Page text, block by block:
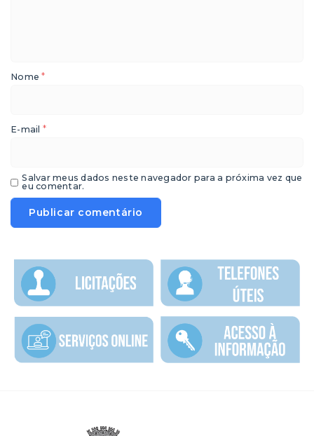
Nome*
E-mail *
Salvar meus dados neste navegador para a próxima vez que
eu comentar.